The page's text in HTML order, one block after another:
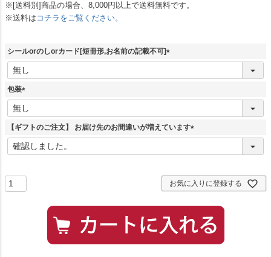
※[送料別]商品の場合、8,000円以上で送料無料です。
※送料は コチラをご覧ください。
シールorのしorカード[短冊形,お名前の記載不可]
(
包装
(
必
須
【ギフトのご注文】 お届け先のお間違いが増えています
(
お気に入りに登録する